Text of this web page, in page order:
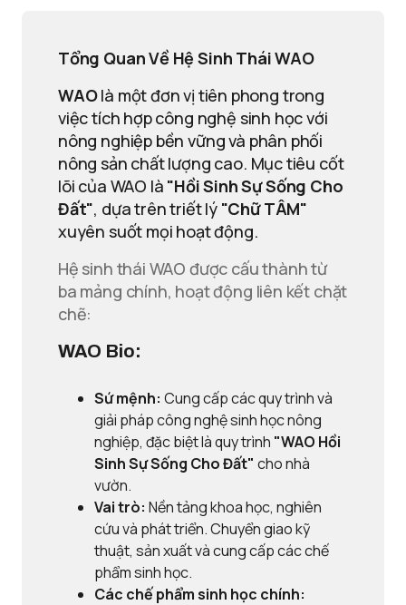
Tổng Quan Về Hệ Sinh Thái WAO
WAOlà một đơn vị tiên phong trong
việc tích hợp công nghệ sinh học với
nông nghiệp bền vững và phân phối
nông sản chất lượng cao. Mục tiêu cốt
lõi của WAO là "Hồi Sinh Sự Sống Cho
Đất", dựa trên triết lý "Chữ TÂM"
xuyên suốt mọi hoạt động.
Hệ sinh thái WAO được cấu thành từ
ba mảng chính, hoạt động liên kết chặt
chẽ:
WAO Bio:
Sứ mệnh: Cung cấp các quy trình và
giải pháp công nghệ sinh học nông
nghiệp, đặc biệt là quy trình "WAO Hồi
Sinh Sự Sống Cho Đất" cho nhà
vườn.
Vai trò: Nền tảng khoa học, nghiên
cứu và phát triển. Chuyển giao kỹ
thuật, sản xuất và cung cấp các chế
phẩm sinh học.
Các chế phẩm sinh học chính: